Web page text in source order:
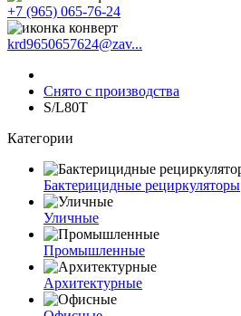
+7 (965) 065-76-24
krd9650657624@zav...
Снято с производства
S/L80T
Категории
Бактерицидные рециркуляторы
Уличные
Промышленные
Архитектурные